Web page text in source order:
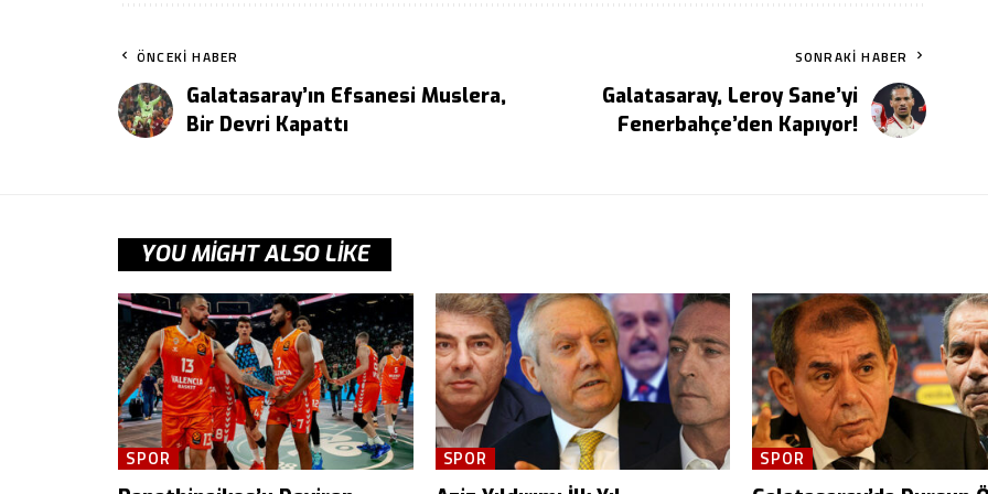
ÖNCEKI HABER
Galatasaray’ın Efsanesi Muslera,
Bir Devri Kapattı
SONRAKI HABER
Galatasaray, Leroy Sane’yi
Fenerbahçe’den Kapıyor!
YOU MIGHT ALSO LIKE
SPOR SPOR SPOR